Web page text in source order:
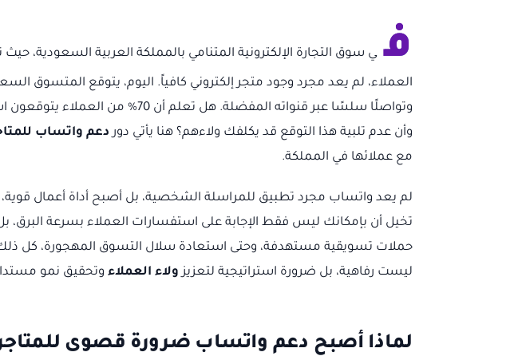
ف ي سوق التجارة الإلكترونية المتنامي بالمملكة العربية السعودية،
العملاء، لم يعد مجرد وجود متجر إلكتروني كافياً. اليوم، يتوقع المتسوق
وتواصلًا سلسًا عبر قنواته المفضلة. هل
وأن عدم تلبية هذا التوقع قد يكلفك ولاءهم؟ هنا يأتي دور دعم واتساب
مع عملائها في المملكة.
لم يعد واتساب مجرد تطبيق للمراسلة الشخصية، بل أصبح أداة أعمال
تخيل أن بإمكانك ليس فقط الإجابة على استفسارات العملاء بسرعة البرق،
حملات تسويقية مستهدفة، وحتى استعادة سلال التسوق المهجورة، كل ذلك
ليست رفاهية، بل ضرورة استراتيجية لتعزيز ولاء العملاء وتحقيق نمو
لماذا أصبح دعم واتساب ضرورة قصوى